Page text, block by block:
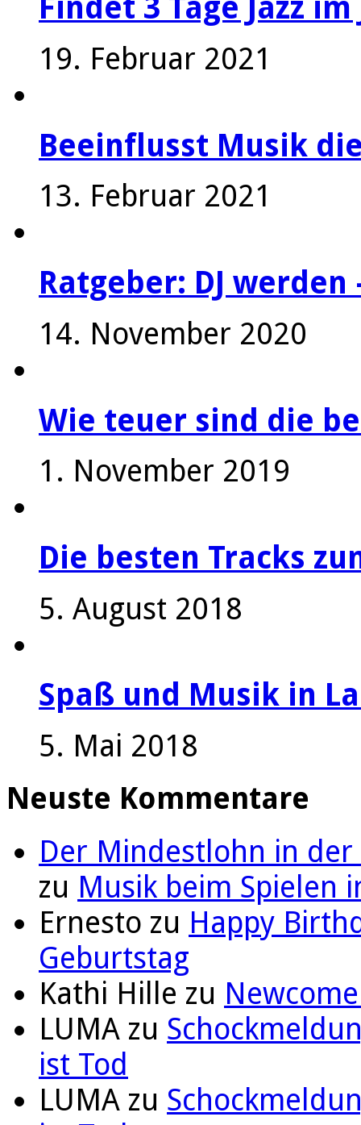
Findet 3 Tage Jazz
19. Februar 2021
Beeinflusst Musik
13. Februar 2021
Ratgeber: DJ
14. November 2020
Wie teuer sind die
1. November 2019
Die besten Tracks
5. August 2018
Spaß und Musik in
5. Mai 2018
Neuste Kommentare
Der Mindestlohn in der
zu Musik beim Spielen
Ernesto zu Happy
Geburtstag
Kathi Hille zu
LUMA zu
ist Tod
LUMA zu